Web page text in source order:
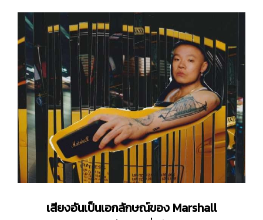
เสียงอันเป็นเอกลักษณ์ของ Marshall